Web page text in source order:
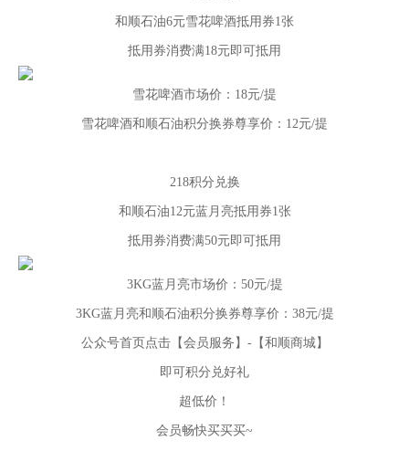
和顺石油6元雪花啤酒抵用券1张
抵用券消费满18元即可抵用
雪花啤酒市场价：18元/提
雪花啤酒和顺石油积分换券尊享价：12元/提
218积分兑换
和顺石油12元蓝月亮抵用券1张
抵用券消费满50元即可抵用
3KG蓝月亮市场价：50元/提
3KG蓝月亮和顺石油积分换券尊享价：38元/提
公众号首页点击【会员服务】-【和顺商城】
即可积分兑好礼
超低价！
会员畅快买买买~